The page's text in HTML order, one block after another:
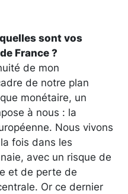
sont vos
France ?
de mon
de notre plan
monétaire, un
à nous : la
Nous vivons
fois dans les
avec un risque de
et de perte de
Or ce dernier